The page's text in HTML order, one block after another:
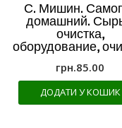
С. Мишин.
домашний.
очистка,
оборудование,
грн.85.00
ДОДАТИ У КОШИК